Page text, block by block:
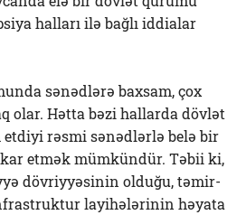
halları ilə bağlı iddialar
sənədlərə baxsam, çox
olar. Hətta bəzi hallarda dövlət
etdiyi rəsmi sənədlərlə belə bir
etmək mümkündür. Təbii ki,
dövriyyəsinin olduğu, təmir-
layihələrinin həyata